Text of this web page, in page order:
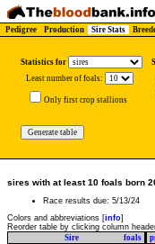
Pedigree
Production Sire Stats
Statistics for
Least number of foals:
Only first crop stallions
sires with at least 10 foals born
Race results due: 5/13/24
Colors and abbreviations [info]
Reorder table by clicking column
Sire
foals